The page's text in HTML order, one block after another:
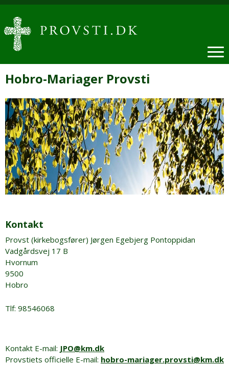
Hobro-Mariager Provsti
Kontakt
Provst (kirkebogsfører) Jørgen Egebjerg Pontoppidan
Vadgårdsvej 17 B
Hvornum
9500
Hobro
Tlf: 98546068
Kontakt E-mail: JPO@km.dk
Provstiets officielle E-mail: hobro-mariager.provsti@km.dk